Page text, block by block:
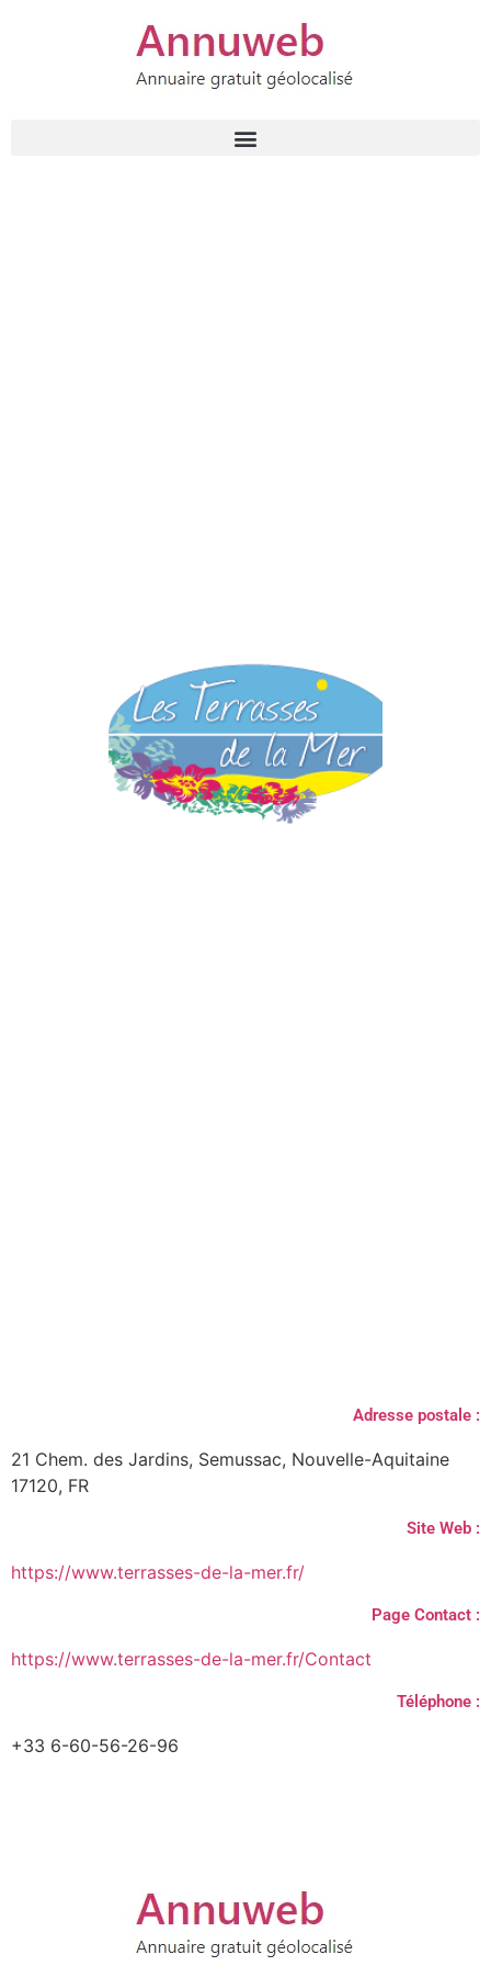
Adresse postale :
21 Chem. des Jardins, Semussac, Nouvelle-Aquitaine
17120, FR
Site Web :
https://www.terrasses-de-la-mer.fr/
Page Contact :
https://www.terrasses-de-la-mer.fr/Contact
Téléphone :
+33 6-60-56-26-96